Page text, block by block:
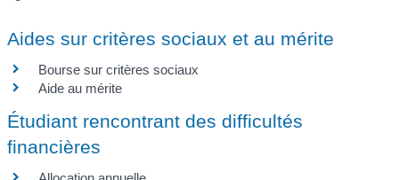
Aides sur critères sociaux et au mérite
Bourse sur critères sociaux
Aide au mérite
Étudiant rencontrant des difficultés
financières